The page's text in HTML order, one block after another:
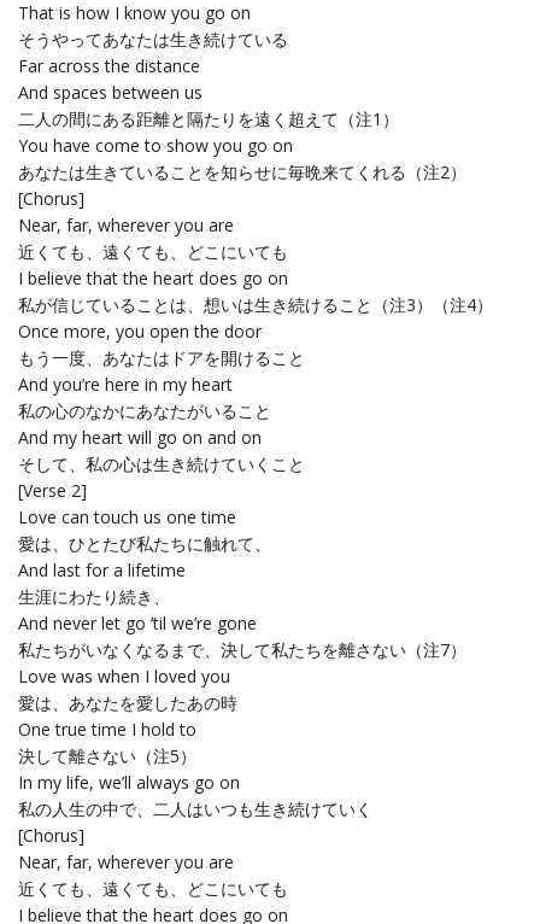
That is how I know you go on
そうやってあなたは生き続けている
Far across the distance
And spaces between us
二人の間にある距離と隔たりを遠く超えて（注1）
You have come to show you go on
あなたは生きていることを知らせに毎晩来てくれる（注2）
[Chorus]
Near, far, wherever you are
近くても、遠くても、どこにいても
I believe that the heart does go on
私が信じていることは、想いは生き続けること（注3）（注4）
Once more, you open the door
もう一度、あなたはドアを開けること
And you’re here in my heart
私の心のなかにあなたがいること
And my heart will go on and on
そして、私の心は生き続けていくこと
[Verse 2]
Love can touch us one time
愛は、ひとたび私たちに触れて、
And last for a lifetime
生涯にわたり続き、
And never let go ’til we’re gone
私たちがいなくなるまで、決して私たちを離さない（注7）
Love was when I loved you
愛は、あなたを愛したあの時
One true time I hold to
決して離さない（注5）
In my life, we’ll always go on
私の人生の中で、二人はいつも生き続けていく
[Chorus]
Near, far, wherever you are
近くても、遠くても、どこにいても
I believe that the heart does go on